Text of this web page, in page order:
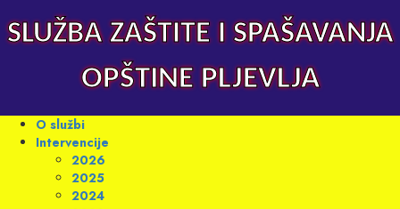
to
content
SLUŽBA ZAŠTITE I SPAŠAVANJA
OPŠTINE PLJEVLJA
Primary
Menu
O službi
Intervencije
2026
2025
2024